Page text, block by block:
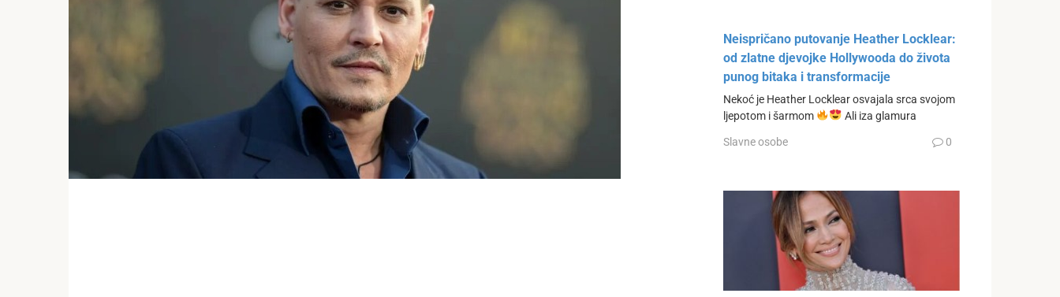
Neispričano putovanje Heather Locklear:
od zlatne djevojke Hollywooda do života
punog bitaka i transformacije
Nekoć je Heather Locklear osvajala srca svojom
ljepotom i šarmom
Ali iza glamura
Slavne osobe 0